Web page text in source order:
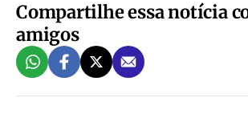
Compartilhe essa notícia
amigos